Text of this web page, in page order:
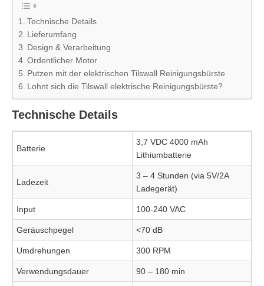
Technische Details
Lieferumfang
Design & Verarbeitung
Ordentlicher Motor
Putzen mit der elektrischen Tilswall Reinigungsbürste
Lohnt sich die Tilswall elektrische Reinigungsbürste?
Technische Details
Batterie
3,7 VDC 4000 mAh
Lithiumbatterie
Ladezeit
3 – 4 Stunden (via 5V/2A
Ladegerät)
Input 100-240 VAC
Geräuschpegel <70 dB
Umdrehungen 300 RPM
Verwendungsdauer 90 – 180 min